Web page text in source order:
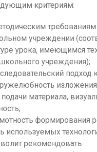
критериям:
учреждении
урока, имеющимся
учреждения);
подход
материала,
формирования
используемых
рекомендовать